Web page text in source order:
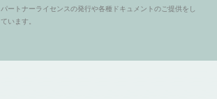
パートナーライセンスの発行や各種ドキュメントのご提供をし
ています。